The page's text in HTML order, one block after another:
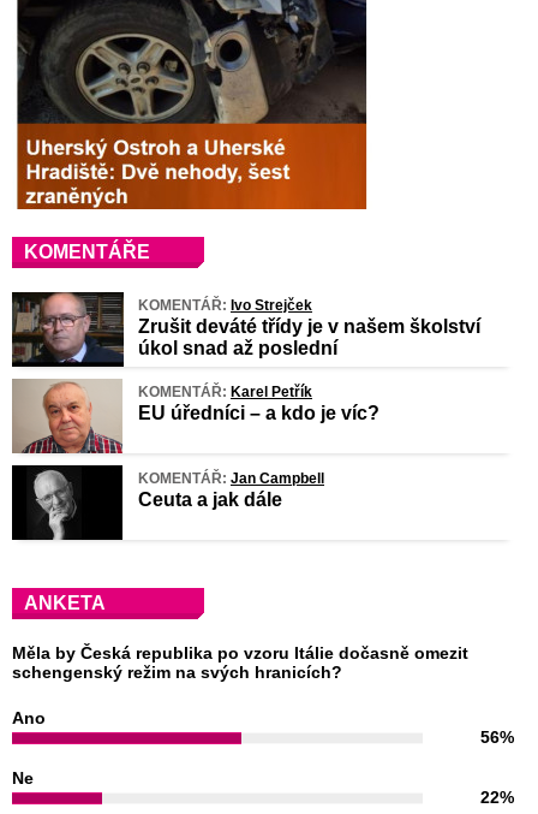
KOMENTÁŘE
KOMENTÁŘ: Ivo Strejček
Zrušit deváté třídy je v našem školství
úkol snad až poslední
KOMENTÁŘ: Karel Petřík
EU úředníci – a kdo je víc?
KOMENTÁŘ: Jan Campbell
Ceuta a jak dále
ANKETA
Měla by Česká republika po vzoru Itálie dočasně omezit
schengenský režim na svých hranicích?
Ano
56%
Ne
22%